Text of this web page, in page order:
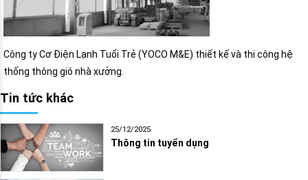
Công ty Cơ Điện Lạnh Tuổi Trẻ (YOCO M&E) thiết kế và thi công hệ
thống thông gió nhà xưởng.
Tin tức khác
25/12/2025
Thông tin tuyển dụng